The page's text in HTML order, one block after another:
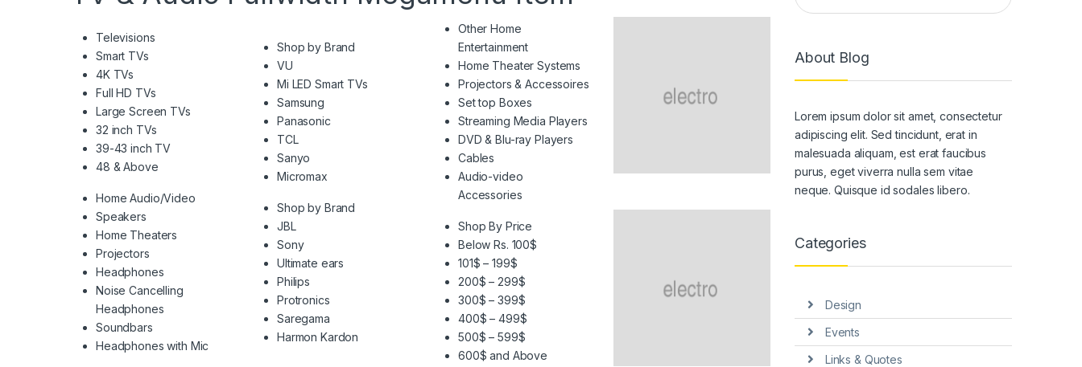
Televisions
Smart TVs
4K TVs
Full HD TVs
Large Screen TVs
32 inch TVs
39-43 inch TV
48 & Above
Home Audio/Video
Speakers
Home Theaters
Projectors
Headphones
Noise Cancelling
Headphones
Soundbars
Headphones with Mic
Shop by Brand
VU
Mi LED Smart TVs
Samsung
Panasonic
TCL
Sanyo
Micromax
Shop by Brand
JBL
Sony
Ultimate ears
Philips
Protronics
Saregama
Harmon Kardon
Other Home
Entertainment
Home Theater Systems
Projectors & Accessoires
Set top Boxes
Streaming Media Players
DVD & Blu-ray Players
Cables
Audio-video
Accessories
Shop By Price
Below Rs. 100$
101$ – 199$
200$ – 299$
300$ – 399$
400$ – 499$
500$ – 599$
600$ and Above
About Blog
Lorem ipsum dolor sit amet, consectetur
adipiscing elit. Sed tincidunt, erat in
malesuada aliquam, est erat faucibus
purus, eget viverra nulla sem vitae
neque. Quisque id sodales libero.
Categories
Design
Events
Links & Quotes